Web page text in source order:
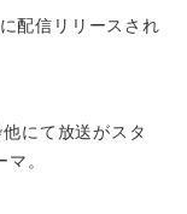
配信リリースされ
にて放送がスタ
。